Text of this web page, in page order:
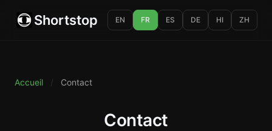
Shortstop EN FR ES DE HI ZH
Accueil / Contact
Contact